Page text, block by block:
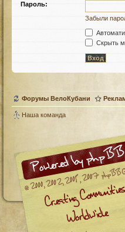
Пароль:
Забыли
Скрыть
Форумы ВелоКубани
Наша команда